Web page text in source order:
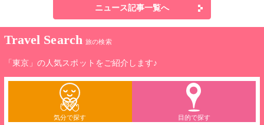
ニュース記事一覧へ
Travel Search 旅の検索
「東京」の人気スポットをご紹介します♪
気分で探す 目的で探す